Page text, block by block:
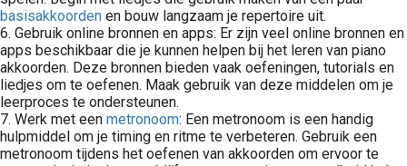
basisakkoorden en bouw langzaam je repertoire uit.
6. Gebruik online bronnen en apps: Er zijn veel online bronnen en
apps beschikbaar die je kunnen helpen bij het leren van piano
akkoorden. Deze bronnen bieden vaak oefeningen, tutorials en
liedjes om te oefenen. Maak gebruik van deze middelen om je
leerproces te ondersteunen.
7. Werk met een metronoom: Een metronoom is een handig
hulpmiddel om je timing en ritme te verbeteren. Gebruik een
metronoom tijdens het oefenen van akkoorden om ervoor te